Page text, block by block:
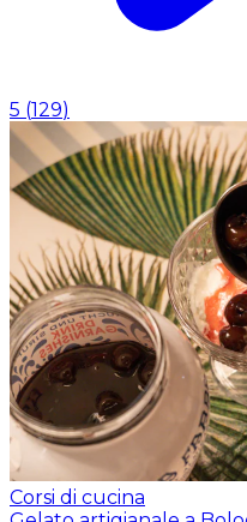
5 (129)
Corsi di cucina